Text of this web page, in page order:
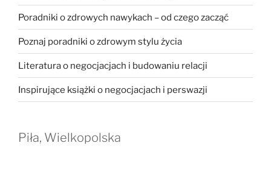
Poradniki o zdrowych nawykach – od czego zacząć
Poznaj poradniki o zdrowym stylu życia
Literatura o negocjacjach i budowaniu relacji
Inspirujące książki o negocjacjach i perswazji
Piła, Wielkopolska